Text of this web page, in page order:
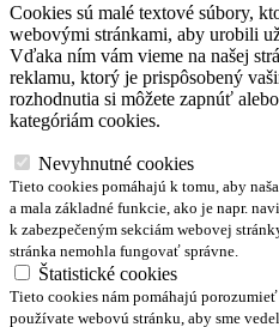
Cookies sú malé textové súbory,
webovými stránkami, aby urobili
Vďaka ním vám vieme na našej
reklamu, ktorý je prispôsobený
rozhodnutia si môžete zapnúť
kategóriám cookies.
Nevyhnutné cookies
Tieto cookies pomáhajú k tomu, aby
a mala základné funkcie, ako je napr.
k zabezpečeným sekciám webovej
stránka nemohla fungovať správne.
Štatistické cookies
Tieto cookies nám pomáhajú
používate webovú stránku, aby sme